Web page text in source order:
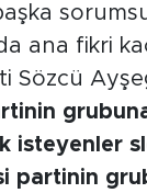
ana fikri
Sözcü
isteyenler
partinin